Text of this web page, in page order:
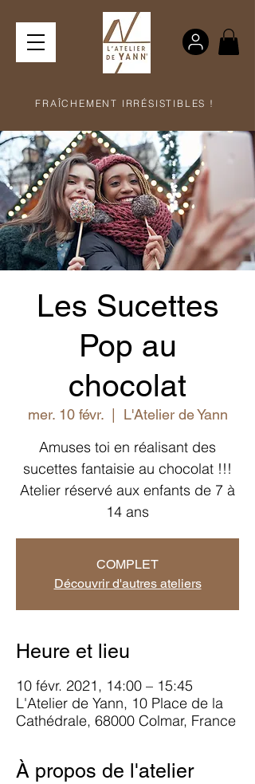
FRAÎCHEMENT IRRÉSISTIBLES !
Les Sucettes
Pop au
chocolat
mer. 10 févr.
  |
L'Atelier de Yann
Amuses toi en réalisant des
sucettes fantaisie au chocolat !!!
Atelier réservé aux enfants de 7 à
14 ans
COMPLET
Découvrir d'autres ateliers
Heure et lieu
10 févr. 2021, 14:00 – 15:45
L'Atelier de Yann, 10 Place de la
Cathédrale, 68000 Colmar, France
À propos de l'atelier